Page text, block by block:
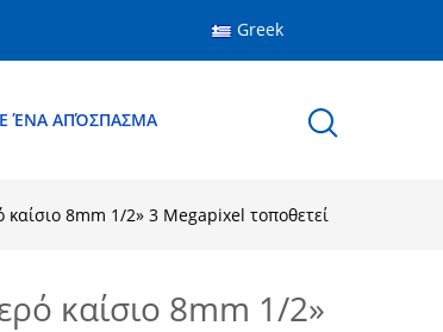
Greek
ΈΝΑ ΑΠΌΣΠΑΣΜΑ
8mm 1/2» 3 Megapixel τοποθετεί
καίσιο 8mm 1/2»